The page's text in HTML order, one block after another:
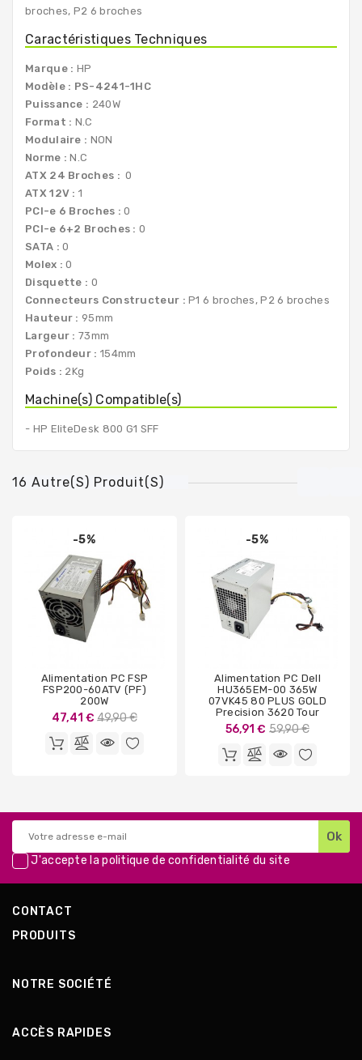
broches, P2 6 broches
Caractéristiques Techniques
Marque : HP
Modèle : PS-4241-1HC
Puissance : 240W
Format : N.C
Modulaire : NON
Norme :N.C
ATX 24 Broches : 0
ATX 12V : 1
PCI-e 6 Broches :0
PCI-e 6+2 Broches : 0
SATA :0
Molex :0
Disquette : 0
Connecteurs Constructeur :P1 6 broches, P2 6 broches
Hauteur : 95mm
Largeur : 73mm
Profondeur : 154mm
Poids : 2Kg
Machine(s) Compatible(s)
- HP EliteDesk 800 G1 SFF
16 Autre(s) Produit(s)
-5%
Alimentation PC FSP
FSP200-60ATV (PF)
200W
47,41 € Prix
base
49,90 €
-5%
Alimentation PC Dell
HU365EM-00 365W
07VK45 80 PLUS GOLD
Precision 3620 Tour
56,91 € Prix
base
59,90 €
J'accepte lapolitique de confidentialité du site
CONTACT
PRODUITS
NOTRE SOCIÉTÉ
ACCÈS RAPIDES